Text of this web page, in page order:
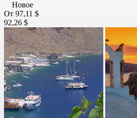
Новое
От 97,11 $
92,26 $